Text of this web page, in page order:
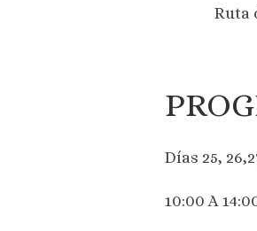
Ruta
Días 25,
10:00 A